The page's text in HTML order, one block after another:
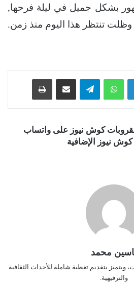
بشكل جميل في ليلة فرحها,
تنتظر هذا اليوم منذ زمن.
لينكدإن واتساب تيلقرام
كوش نيوز على واتساب
نيوز الإضافية
محمد
ويتميز بتقديم تغطية شاملة للأحداث الثقافية
والترفيهية.